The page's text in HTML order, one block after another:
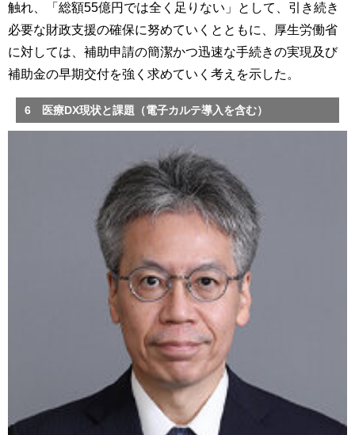
触れ、「総額55億円では全く足りない」として、引き続き
必要な財政支援の確保に努めていくとともに、厚生労働省
に対しては、補助申請の簡潔かつ迅速な手続きの実現及び
補助金の早期交付を強く求めていく考えを示した。
6 医療DX現状と課題（電子カルテ導入を含む）